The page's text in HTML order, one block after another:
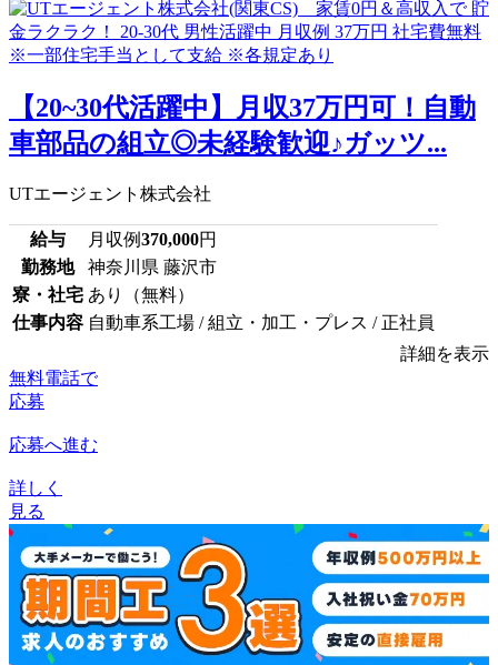
【20~30代活躍中】月収37万円可！自動
車部品の組立◎未経験歓迎♪ガッツ...
UTエージェント株式会社
給与 月収例370,000円
勤務地
神奈川県 藤沢市
寮・社宅 あり（無料）
仕事内容 自動車系工場 / 組立・加工・プレス / 正社員
詳細を表示
無料電話で
応募
応募へ進む
詳しく
見る